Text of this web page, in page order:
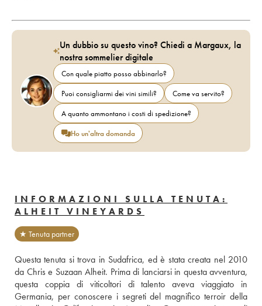
Un dubbio su questo vino? Chiedi a Margaux, la
nostra sommelier digitale
Con quale piatto posso abbinarlo?
Puoi consigliarmi dei vini simili?
Come va servito?
A quanto ammontano i costi di spedizione?
Ho un'altra domanda
INFORMAZIONI SULLA TENUTA:
ALHEIT VINEYARDS
★ Tenuta partner
Questa tenuta si trova in Sudafrica, ed è stata creata nel 2010
da Chris e Suzaan Alheit. Prima di lanciarsi in questa avventura,
questa coppia di viticoltori di talento aveva viaggiato in
Germania, per conoscere i segreti del magnifico terroir della